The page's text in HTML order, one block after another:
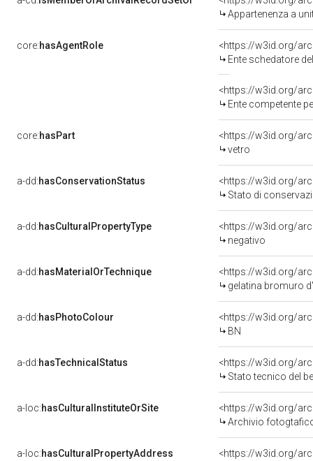
Appartenenza a
core:hasAgentRole
<https://w3id.org/
Ente schedatore del bene
<https://w3id.org/
Ente competente per tutela del
core:hasPart
<https://w3id.org/
vetro
a-dd:hasConservationStatus
<https://w3id.org/
Stato di
a-dd:hasCulturalPropertyType
<https://w3id.org/
negativo
a-dd:hasMaterialOrTechnique
<https://w3id.org/
gelatina bromuro
a-dd:hasPhotoColour
<https://w3id.org/
BN
a-dd:hasTechnicalStatus
<https://w3id.org/
Stato tecnico del
a-loc:hasCulturalInstituteOrSite
<https://w3id.org/
Archivio
a-loc:hasCulturalPropertyAddress
<https://w3id.org/